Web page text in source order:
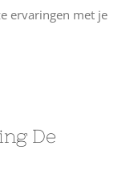
ervaringen met je
De